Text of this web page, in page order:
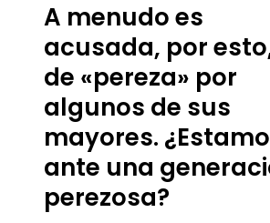
A menudo es
acusada, por
de «pereza» por
algunos de sus
mayores.
ante una
perezosa?